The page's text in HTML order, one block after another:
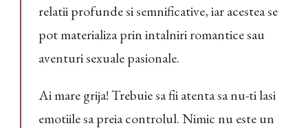
relatii profunde si semnificative, iar acestea se
pot materializa prin intalniri romantice sau
aventuri sexuale pasionale.
Ai mare grija! Trebuie sa fii atenta sa nu-ti lasi
emotiile sa preia controlul. Nimic nu este un